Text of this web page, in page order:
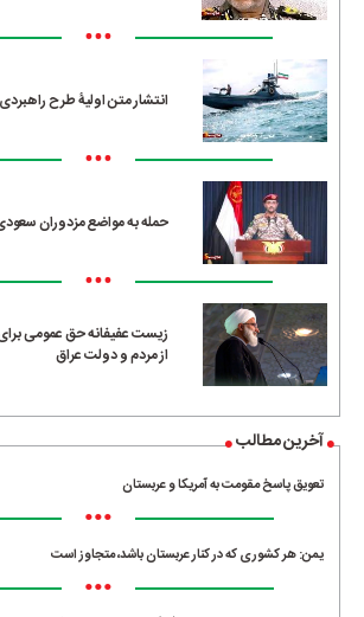
•••
انتشار متن اولیۀ طرح
•••
حمله به مواضع مزدوران
•••
زیست عفیفانه حق عمومی
از مردم و دولت عراق
آخرین مطالب
تعویق پاسخ مقومت به آمریکا و عربستان
•••
یمن: هر کشوری که در کنار عربستان باشد، متجاوز است
•••